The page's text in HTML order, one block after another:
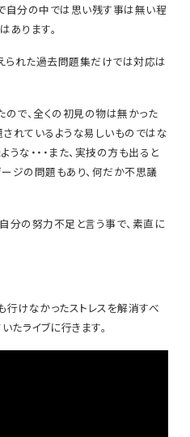
自分の中では思い残す事は無い程
あります。
えられた過去問題集だけでは対応は
ので、全くの初見の物は無かった
れているような易しいものではな
な・・・また、実技の方も出ると
ジの問題もあり、何だか不思議
分の努力不足と言う事で、素直に
行けなかったストレスを解消すべ
たライブに行きます。